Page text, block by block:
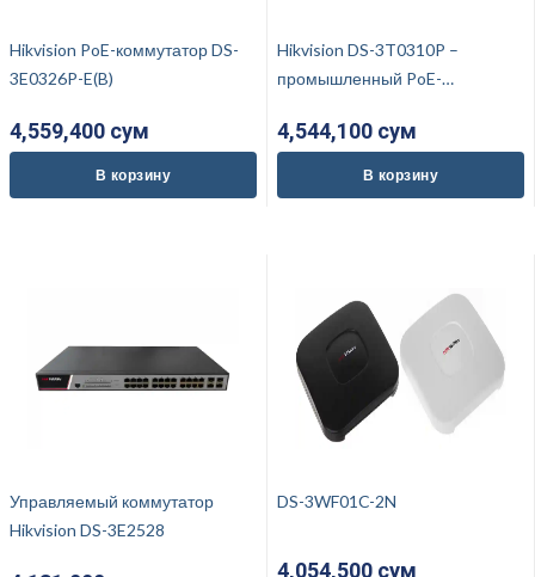
Hikvision PoE-коммутатор DS-
3E0326P-E(B)
4,559,400 cум
В корзину
Hikvision DS-3T0310P –
промышленный PoE-
4,544,100 cум
В корзину
Управляемый коммутатор
Hikvision DS-3E2528
DS-3WF01C-2N
4,054,500 cум